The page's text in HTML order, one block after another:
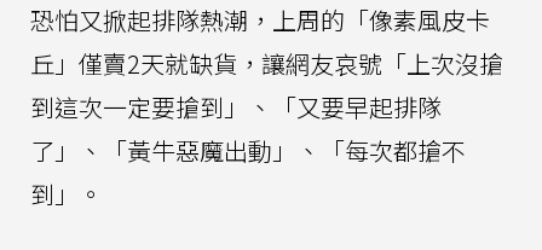
恐怕又掀起排隊熱潮，上周的「像素風皮卡
丘」僅賣2天就缺貨，讓網友哀號「上次沒搶
到這次一定要搶到」、「又要早起排隊
了」、「黃牛惡魔出動」、「每次都搶不
到」。